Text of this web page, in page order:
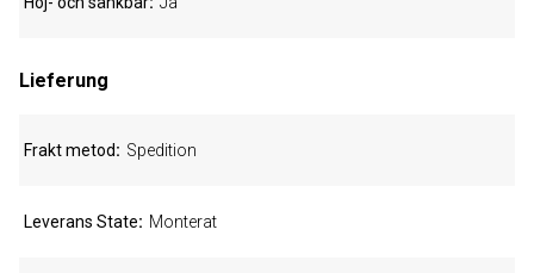
Lieferung
Frakt metod Spedition
Leverans State Monterat